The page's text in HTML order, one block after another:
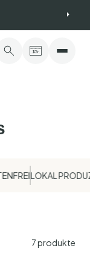
LOKAL
7produkte